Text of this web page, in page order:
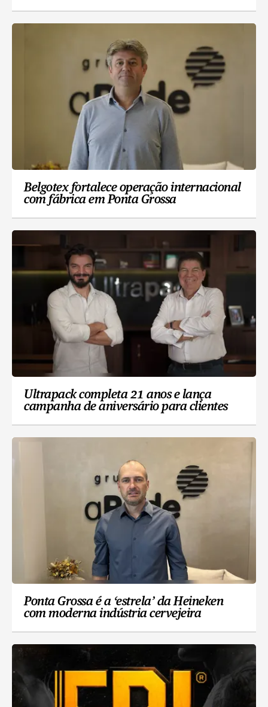
Belgotex fortalece operação internacional
com fábrica em Ponta Grossa
Ultrapack completa 21 anos e lança
campanha de aniversário para clientes
Ponta Grossa é a ‘estrela’ da Heineken
com moderna indústria cervejeira